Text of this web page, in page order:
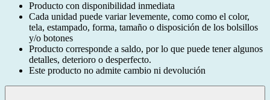
Producto con disponibilidad inmediata
Cada unidad puede variar levemente, como como el color,
tela, estampado, forma, tamaño o disposición de los bolsillos
y/o botones
Producto corresponde a saldo, por lo que puede tener algunos
detalles, deterioro o desperfecto.
Este producto no admite cambio ni devolución